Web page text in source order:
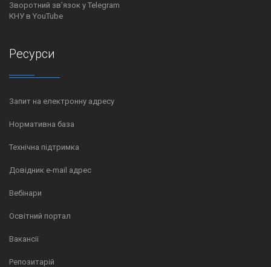
Зворотний зв’язок у Telegram
КНУ в YouTube
Ресурси
Запит на електронну адресу
Нормативна база
Технічна підтримка
Довідник e-mail адрес
Вебінари
Освітний портал
Вакансії
Репозитарій